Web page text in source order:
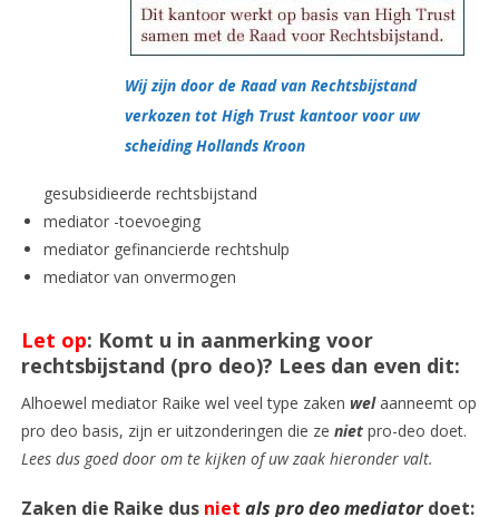
Wij zijn door de Raad van Rechtsbijstand
verkozen tot High Trust kantoor voor uw
scheiding Hollands Kroon
gesubsidieerde rechtsbijstand
mediator -toevoeging
mediator gefinancierde rechtshulp
mediator van onvermogen
Let op: Komt u in aanmerking voor
rechtsbijstand (pro deo)? Lees dan even dit:
Alhoewel mediator Raike wel veel type zaken wel aanneemt op
pro deo basis, zijn er uitzonderingen die ze niet pro-deo doet.
Lees dus goed door om te kijken of uw zaak hieronder valt.
Zaken die Raike dus niet als pro deo mediatordoet: